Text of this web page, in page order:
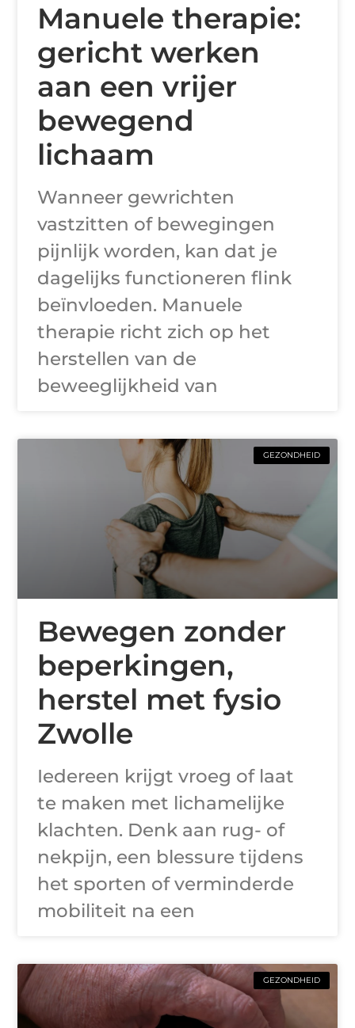
Manuele therapie:
gericht werken
aan een vrijer
bewegend
lichaam
Wanneer gewrichten
vastzitten of bewegingen
pijnlijk worden, kan dat je
dagelijks functioneren flink
beïnvloeden. Manuele
therapie richt zich op het
herstellen van de
beweeglijkheid van
GEZONDHEID
Bewegen zonder
beperkingen,
herstel met fysio
Zwolle
Iedereen krijgt vroeg of laat
te maken met lichamelijke
klachten. Denk aan rug- of
nekpijn, een blessure tijdens
het sporten of verminderde
mobiliteit na een
GEZONDHEID